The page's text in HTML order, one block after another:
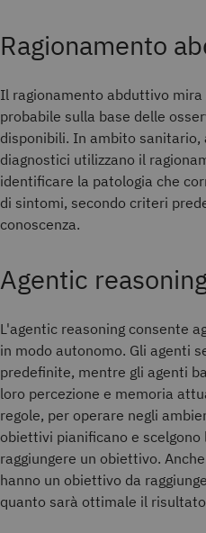
Ragionamento
Il ragionamento abduttivo
probabile sulla base delle
disponibili. In ambito sanitario,
diagnostici utilizzano il
identificare la patologia che
di sintomi, secondo criteri
conoscenza.
Agentic
L'agentic reasoning consente
in modo autonomo. Gli agenti
predefinite, mentre gli agenti
loro percezione e memoria
regole, per operare negli
obiettivi pianificano e scelgono
raggiungere un obiettivo.
hanno un obiettivo da
quanto sarà ottimale il